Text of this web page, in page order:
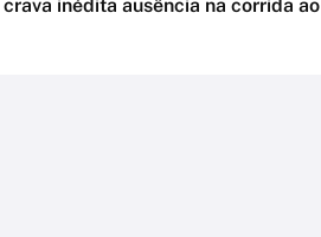
inédita ausência na corrida ao